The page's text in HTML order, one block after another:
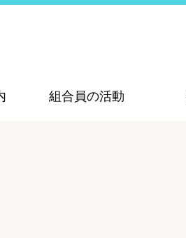
組合員の活動